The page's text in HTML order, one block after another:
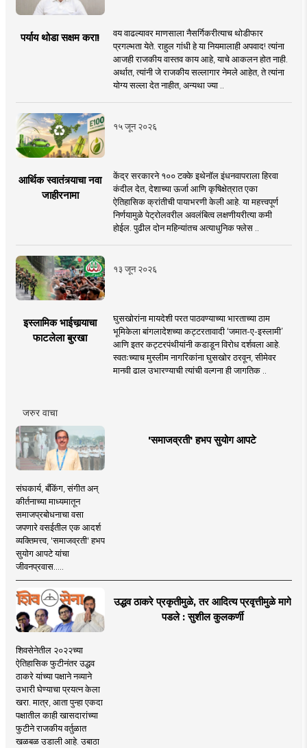
पर्याय थोडा सक्षम करा!
वय वाढल्यावर माणसाला नैसर्गिकरीत्याच थोडीफार
प्रगल्भता येते. राहुल गांधी हे या नियमालाही अपवाद! त्यांना
आजही राजकीय वास्तव काय आहे, याचे आकलन होत नाही.
अर्थात, त्यांनी जे राजकीय सल्लागार नेमले आहेत, ते त्यांना
योग्य सल्ला देत नाहीत, अन्यथा ज्या ..
१५ जून २०२६
आर्थिक स्वातंत्र्याचा नवा
जाहीरनामा
केंद्र सरकारने १०० टक्के इथेनॉल इंधनवापराला हिरवा
कंदील देत, देशाच्या ऊर्जा आणि कृषिक्षेत्रात एका
ऐतिहासिक क्रांतीची पायाभरणी केली आहे. या महत्त्वपूर्ण
निर्णयामुळे पेट्रोलवरील अवलंबित्व लक्षणीयरीत्या कमी
होईल. पुढील दोन महिन्यांतच अत्याधुनिक फ्लेस ..
१३ जून २०२६
इस्लामिक भाईचार्‍याचा
फाटलेला बुरखा
घुसखोरांना मायदेशी परत पाठवण्याच्या भारताच्या ठाम
भूमिकेला बांगलादेशच्या कट्टरतावादी ‘जमात-ए-इस्लामी’
आणि इतर कट्टरपंथीयांनी कडाडून विरोध दर्शवला आहे.
स्वतःच्याच मुस्लीम नागरिकांना घुसखोर ठरवून, सीमेवर
मानवी ढाल उभारण्याची त्यांची वल्गना ही जागतिक ..
जरुर वाचा
'समाजव्रती' हभप सुयोग आपटे
संघकार्य, बँकिंग, संगीत अन्
कीर्तनाच्या माध्यमातून
समाजप्रबोधनाचा वसा
जपणारे वसईतील एक आदर्श
व्यक्तिमत्त्व, 'समाजव्रती' हभप
सुयोग आपटे यांचा
जीवनप्रवास.....
उद्धव ठाकरे प्रकृतीमुळे, तर आदित्य प्रवृत्तीमुळे मागे
पडले : सुशील कुलकर्णी
शिवसेनेतील २०२२च्या
ऐतिहासिक फुटीनंतर उद्धव
ठाकरे यांच्या पक्षाने नव्याने
उभारी घेण्याचा प्रयत्न केला
खरा. मात्र, आता पुन्हा एकदा
पक्षातील काही खासदारांच्या
फुटीने राजकीय वर्तुळात
खळबळ उडाली आहे. उबाठा